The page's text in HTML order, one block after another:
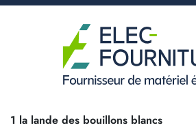
1 la lande des bouillons blancs